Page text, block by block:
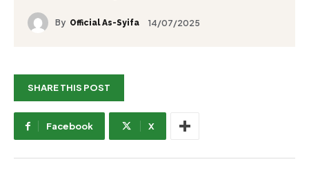
By Official As-Syifa 14/07/2025
SHARE THIS POST
Facebook X